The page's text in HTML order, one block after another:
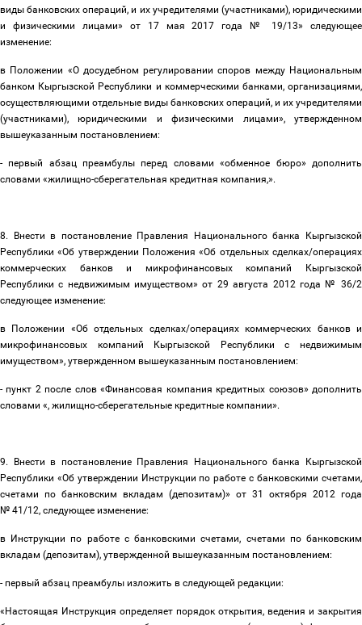
виды банковских операций, и их учредителями (участниками), юридическими
и физическими лицами» от 17 мая 2017 года № 19/13» следующее
изменение:
в Положении «О досудебном регулировании споров между Национальным
банком Кыргызской Республики и коммерческими банками, организациями,
осуществляющими отдельные виды банковских операций, и их учредителями
(участниками), юридическими и физическими лицами», утвержденном
вышеуказанным постановлением:
- первый абзац преамбулы перед словами «обменное бюро» дополнить
словами «жилищно-сберегательная кредитная компания,».
8. Внести в постановление Правления Национального банка Кыргызской
Республики «Об утверждении Положения «Об отдельных сделках/операциях
коммерческих банков и микрофинансовых компаний Кыргызской
Республики с недвижимым имуществом» от 29 августа 2012 года № 36/2
следующее изменение:
в Положении «Об отдельных сделках/операциях коммерческих банков и
микрофинансовых компаний Кыргызской Республики с недвижимым
имуществом», утвержденном вышеуказанным постановлением:
- пункт 2 после слов «Финансовая компания кредитных союзов» дополнить
словами «, жилищно-сберегательные кредитные компании».
9. Внести в постановление Правления Национального банка Кыргызской
Республики «Об утверждении Инструкции по работе с банковскими счетами,
счетами по банковским вкладам (депозитам)» от 31 октября 2012 года
№ 41/12, следующее изменение:
в Инструкции по работе с банковскими счетами, счетами по банковским
вкладам (депозитам), утвержденной вышеуказанным постановлением:
- первый абзац преамбулы изложить в следующей редакции:
«Настоящая Инструкция определяет порядок открытия, ведения и закрытия